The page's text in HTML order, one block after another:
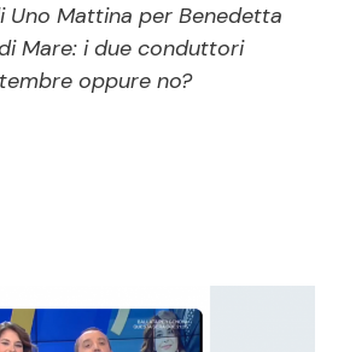
Reality e Talent
Soap Opera
Uno Mattina per Benedetta
Mare: i due conduttori
oppure no?